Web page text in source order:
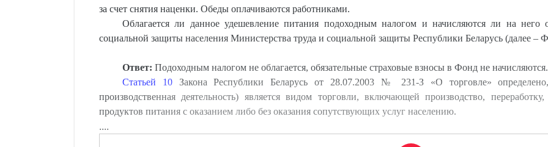
за счет снятия наценки. Обеды оплачиваются работниками.
Облагается ли данное удешевление питания подоходным налогом и начисляются ли на него
социальной защиты населения Министерства труда и социальной защиты Республики Беларусь (далее –
Ответ: Подоходным налогом не облагается, обязательные страховые взносы в Фонд не начисляются.
Статьей 10Закона Республики Беларусь от 28.07.2003 № 231-З «О торговле»
производственная деятельность) является видом торговли, включающей производство,
продуктов питания с оказанием либо без оказания сопутствующих услуг населению.
....